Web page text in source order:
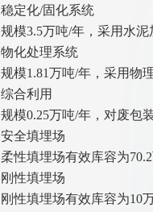
稳定化/固化系统
规模3.5万吨/年，采用水泥
物化处理系统
规模1.81万吨/年，采用物
综合利用
规模0.25万吨/年，对废包
安全填埋场
柔性填埋场有效库容为
刚性填埋场
刚性填埋场有效库容为10